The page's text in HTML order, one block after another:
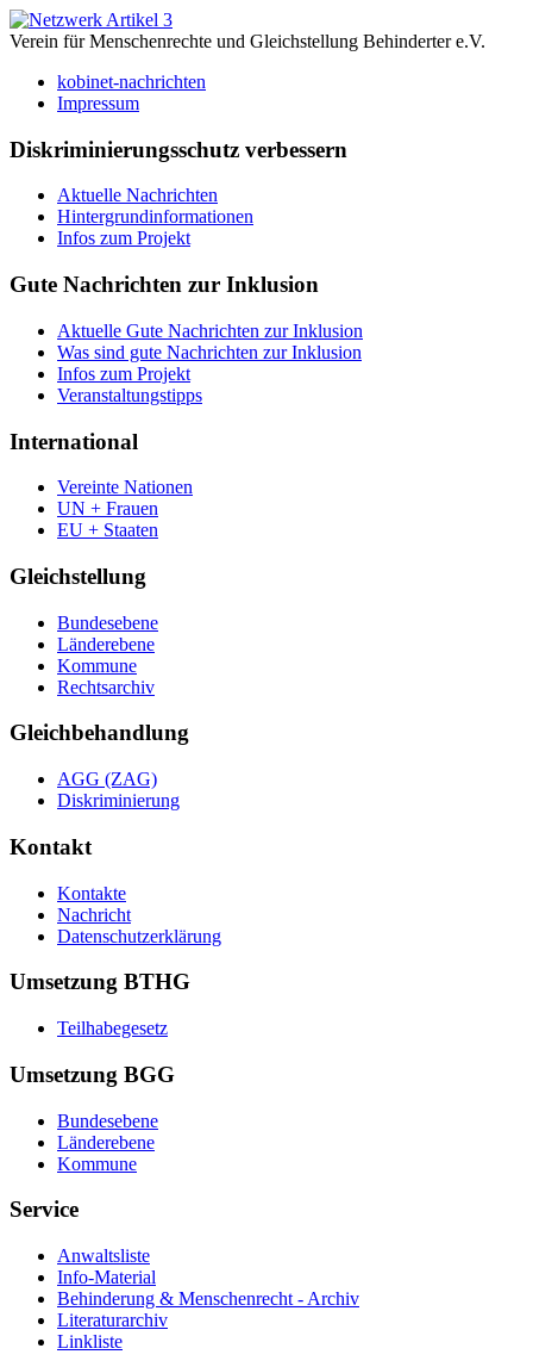
Verein für Menschenrechte und Gleichstellung Behinderter e.V.
kobinet-nachrichten
Impressum
Diskriminierungsschutz verbessern
Aktuelle Nachrichten
Hintergrundinformationen
Infos zum Projekt
Gute Nachrichten zur Inklusion
Aktuelle Gute Nachrichten zur Inklusion
Was sind gute Nachrichten zur Inklusion
Infos zum Projekt
Veranstaltungstipps
International
Vereinte Nationen
UN + Frauen
EU + Staaten
Gleichstellung
Bundesebene
Länderebene
Kommune
Rechtsarchiv
Gleichbehandlung
AGG (ZAG)
Diskriminierung
Kontakt
Kontakte
Nachricht
Datenschutzerklärung
Umsetzung BTHG
Teilhabegesetz
Umsetzung BGG
Bundesebene
Länderebene
Kommune
Service
Anwaltsliste
Info-Material
Behinderung & Menschenrecht - Archiv
Literaturarchiv
Linkliste